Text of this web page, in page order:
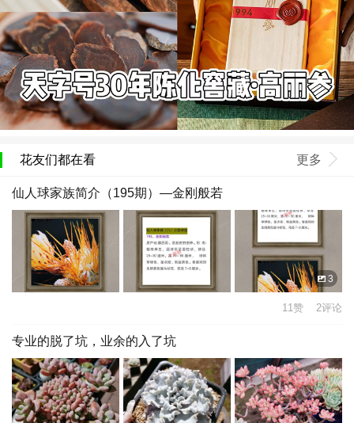
花友们都在看 更多
仙人球家族简介（195期）—金刚般若
3
11赞 2评论
专业的脱了坑，业余的入了坑